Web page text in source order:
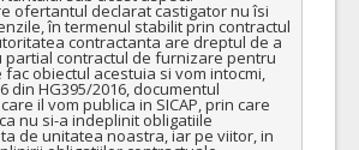
FARA
Leu
ATRIBUIT
din poliuretan, vase tortuoase
ofertantul declarat castigator nu îsi
în termenul stabilit prin contractul
contractanta are dreptul de a
partial contractul de furnizare pentru
obiectul acestuia si vom intocmi,
din HG395/2016, documentul
il vom publica in SICAP, prin care
nu si-a indeplinit obligatiile
de unitatea noastra, iar pe viitor, in